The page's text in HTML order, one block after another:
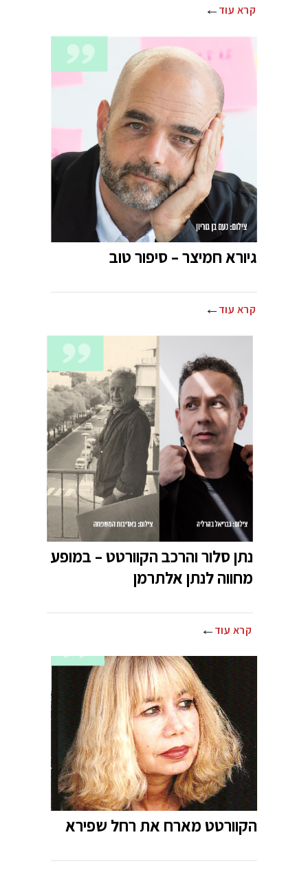
קרא עוד
גיורא חמיצר – סיפור טוב
קרא עוד
נתן סלור והרכב הקוורטט – במופע
מחווה לנתן אלתרמן
קרא עוד
הקוורטט מארח את רחל שפירא